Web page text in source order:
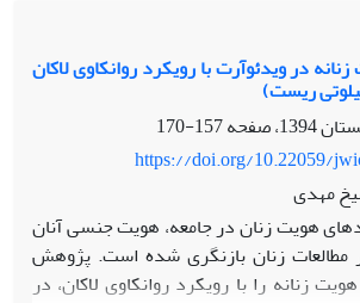
و منوچهر است که زن بنده و مرد خدایگان
بین شخصیت‏های شهره و پیمان برقرار
خدایگانی مرد، تظاهر می‏کند که
شکل آخر در رابطۀ بین شخصیت‏های الی و
تمایل دارند که بنده باشند. نتیجۀ
است که در جامعۀ مردسالار ایرانی، روابط
به صورت دیالکتیک خدایگان و بنده در
روانی شخصیت‏ها در فیلم اصغر فرهادی
در ویدئوآرت با رویکرد روانکاوی لاکان
ریست)
157-170
https://doi.org/10.22059/
مهدی
هویت زنان در جامعه، هویت جنسی آنان
زنان بازنگری شده است. پژوهش
زنانه را با رویکرد روانکاوی لاکان، در